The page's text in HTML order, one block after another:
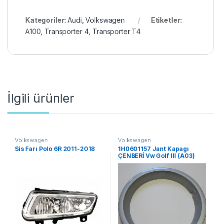
Kategoriler:Audi ,Volkswagen
Etiketler:
A100 Transporter 4, Transporter T4
İlgili ürünler
Volkswagen
Sis Farı Polo 6R 2011-2018
Volkswagen
1H0601157 Jant Kapagı
ÇENBERİ Vw Golf III (A03)
13,JAT